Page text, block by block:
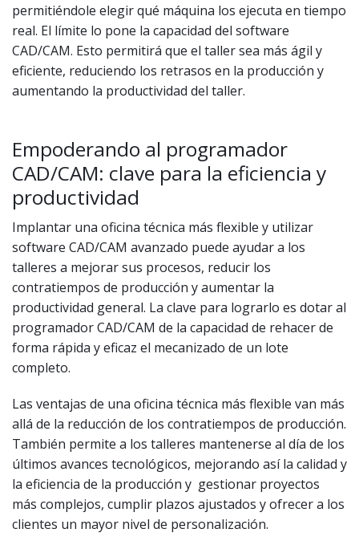
permitiéndole elegir qué máquina los ejecuta en tiempo
real. El límite lo pone la capacidad del software
CAD/CAM. Esto permitirá que el taller sea más ágil y
eficiente, reduciendo los retrasos en la producción y
aumentando la productividad del taller.
Empoderando al programador
CAD/CAM: clave para la eficiencia y
productividad
Implantar una oficina técnica más flexible y utilizar
software CAD/CAM avanzado puede ayudar a los
talleres a mejorar sus procesos, reducir los
contratiempos de producción y aumentar la
productividad general. La clave para lograrlo es dotar al
programador CAD/CAM de la capacidad de rehacer de
forma rápida y eficaz el mecanizado de un lote
completo.
Las ventajas de una oficina técnica más flexible van más
allá de la reducción de los contratiempos de producción.
También permite a los talleres mantenerse al día de los
últimos avances tecnológicos, mejorando así la calidad y
la eficiencia de la producción y gestionar proyectos
más complejos, cumplir plazos ajustados y ofrecer a los
clientes un mayor nivel de personalización.